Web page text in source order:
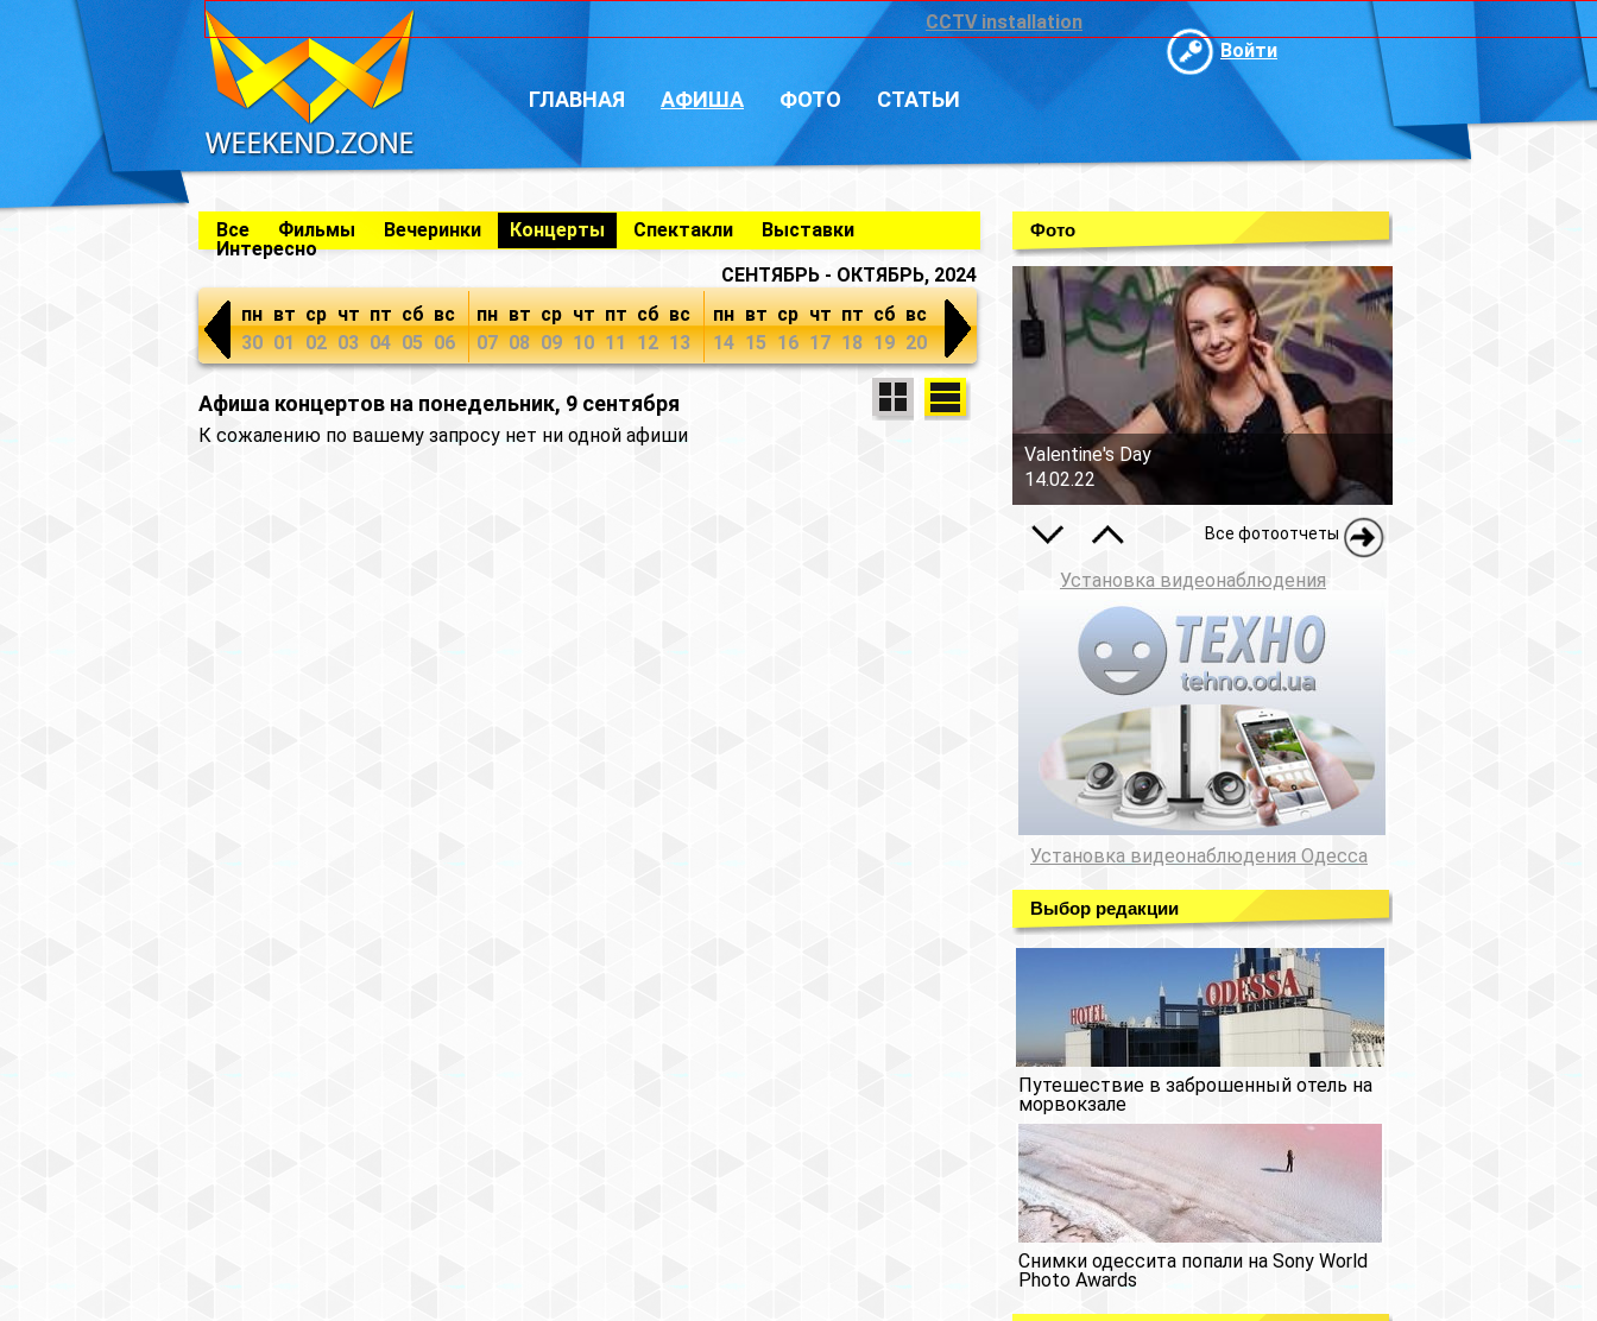
CCTV installation
Войти
ГЛАВНАЯ АФИША ФОТО СТАТЬИ
Все Фильмы Вечеринки Концерты Спектакли
Выставки
Интересно
СЕНТЯБРЬ - ОКТЯБРЬ, 2024
пн
30
вт
01
ср
02
чт
03
пт
04
сб
05
вс
06
пн
07
вт
08
ср
09
чт
10
пт
11
сб
12
вс
13
пн
14
вт
15
ср
16
чт
17
пт
18
сб
19
вс
20
Афиша концертов на понедельник, 9 сентября
К сожалению по вашему запросу нет ни одной афиши
Фото
Valentine's Day
14.02.22
Все фотоотчеты
Установка видеонаблюдения
Установка видеонаблюдения Одесса
Выбор редакции
Путешествие в заброшенный отель на
морвокзале
Снимки одессита попали на Sony World
Photo Awards